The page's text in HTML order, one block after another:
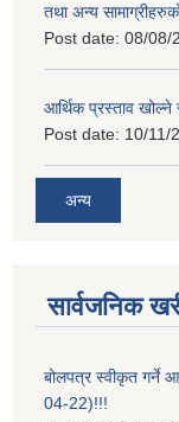
तथा अन्य
Post date: 08/08/
आर्थिक प्रस्ताव खोल्ने
Post date: 10/11/
अन्य
सार्वजनिक
बोलपत्र स्वीकृत
04-22)!!!